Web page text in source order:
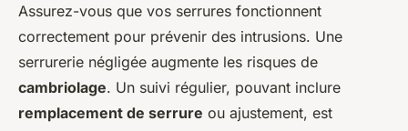
Assurez-vous que vos serrures fonctionnent
correctement pour prévenir des intrusions. Une
serrurerie négligée augmente les risques de
cambriolage. Un suivi régulier, pouvant inclure
remplacement de serrure ou ajustement, est